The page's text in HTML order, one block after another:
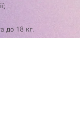
до 18 кг.